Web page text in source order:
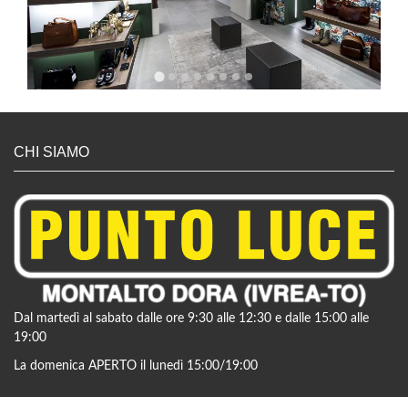
CHI SIAMO
Dal martedì al sabato dalle ore 9:30 alle 12:30 e dalle 15:00 alle
19:00
La domenica APERTO il lunedì 15:00/19:00